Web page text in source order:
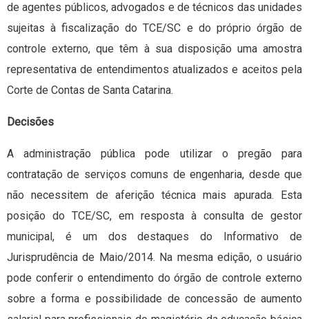
de agentes públicos, advogados e de técnicos das unidades
sujeitas à fiscalização do TCE/SC e do próprio órgão de
controle externo, que têm à sua disposição uma amostra
representativa de entendimentos atualizados e aceitos pela
Corte de Contas de Santa Catarina.
Decisões
A administração pública pode utilizar o pregão para
contratação de serviços comuns de engenharia, desde que
não necessitem de aferição técnica mais apurada. Esta
posição do TCE/SC, em resposta à consulta de gestor
municipal, é um dos destaques do Informativo de
Jurisprudência de Maio/2014. Na mesma edição, o usuário
pode conferir o entendimento do órgão de controle externo
sobre a forma e possibilidade de concessão de aumento